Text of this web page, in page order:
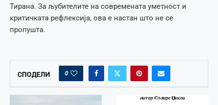
Тирана. За љубителите на современата уметност и
критичката рефлексија, ова е настан што не се
пропушта.
СПОДЕЛИ 0